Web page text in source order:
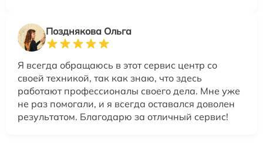
Позднякова Ольга
Я всегда обращаюсь в этот сервис центр со
своей техникой, так как знаю, что здесь
работают профессионалы своего дела. Мне уже
не раз помогали, и я всегда оставался доволен
результатом. Благодарю за отличный сервис!